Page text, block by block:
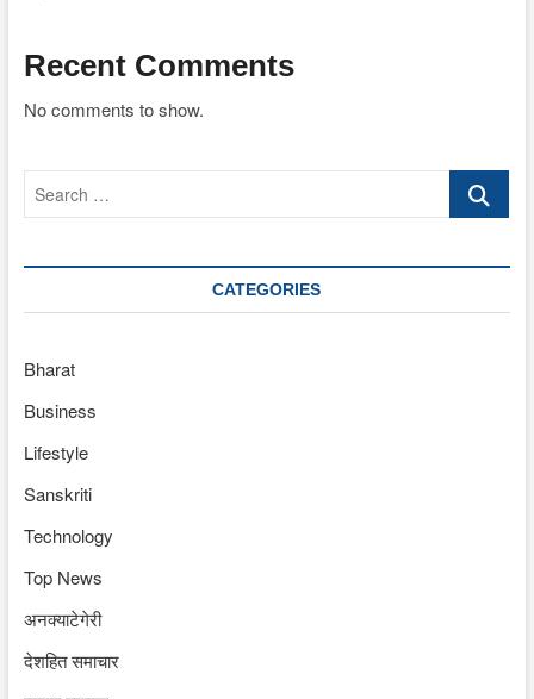
Recent Comments
No comments to show.
Search
CATEGORIES
Bharat
Business
Lifestyle
Sanskriti
Technology
Top News
अनक्याटेगेरी
देशहित समाचार